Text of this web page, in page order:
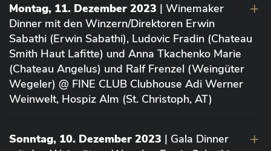
Montag, 11. Dezember 2023 | Winemaker
Dinner mit den Winzern/Direktoren Erwin
Sabathi (Erwin Sabathi), Ludovic Fradin (Chateau
Smith Haut Lafitte) und Anna Tkachenko Marie
(Chateau Angelus) und Ralf Frenzel (Weingüter
Wegeler) @ FINE CLUB Clubhouse Adi Werner
Weinwelt, Hospiz Alm (St. Christoph, AT)
Sonntag, 10. Dezember 2023 | Gala Dinner